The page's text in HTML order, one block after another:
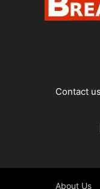
Contact
About Us